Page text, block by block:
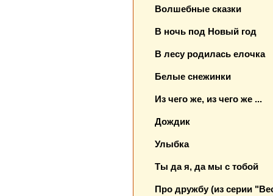
Волшебные сказки
В ночь под Новый год
В лесу родилась елочка
Белые снежинки
Из чего же, из чего же ...
Дождик
Улыбка
Ты да я, да мы с тобой
Про дружбу (из серии